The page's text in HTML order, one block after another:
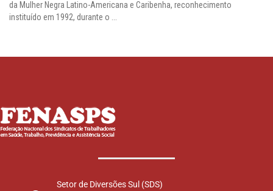
da Mulher Negra Latino-Americana e Caribenha, reconhecimento
instituído em 1992, durante o ...
Setor de Diversões Sul (SDS)